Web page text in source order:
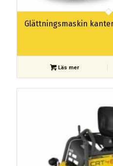
Glättningsmaskin
Läs mer